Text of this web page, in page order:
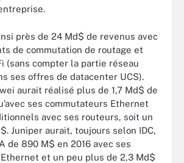
près de 24 Md$ de revenus avec
de commutation de routage et
(sans compter la partie réseau
ses offres de datacenter UCS).
aurait réalisé plus de 1,7 Md$ de
ses commutateurs Ethernet
avec ses routeurs, soit un
Juniper aurait, toujours selon IDC,
de 890 M$ en 2016 avec ses
et un peu plus de 2,3 Md$